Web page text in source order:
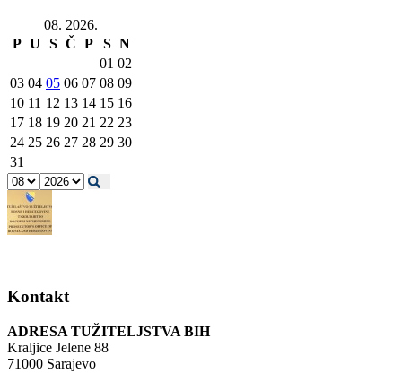
08. 2026.
P U S Č P S N
01 02
03 04 05 06 07 08 09
10 11 12 13 14 15 16
17 18 19 20 21 22 23
24 25 26 27 28 29 30
31
Kontakt
ADRESA TUŽITELJSTVA BIH
Kraljice Jelene 88
71000 Sarajevo